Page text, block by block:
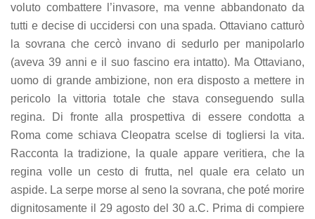
voluto combattere l’invasore, ma venne abbandonato da
tutti e decise di uccidersi con una spada. Ottaviano catturò
la sovrana che cercò invano di sedurlo per manipolarlo
(aveva 39 anni e il suo fascino era intatto). Ma Ottaviano,
uomo di grande ambizione, non era disposto a mettere in
pericolo la vittoria totale che stava conseguendo sulla
regina. Di fronte alla prospettiva di essere condotta a
Roma come schiava Cleopatra scelse di togliersi la vita.
Racconta la tradizione, la quale appare veritiera, che la
regina volle un cesto di frutta, nel quale era celato un
aspide. La serpe morse al seno la sovrana, che poté morire
dignitosamente il 29 agosto del 30 a.C. Prima di compiere